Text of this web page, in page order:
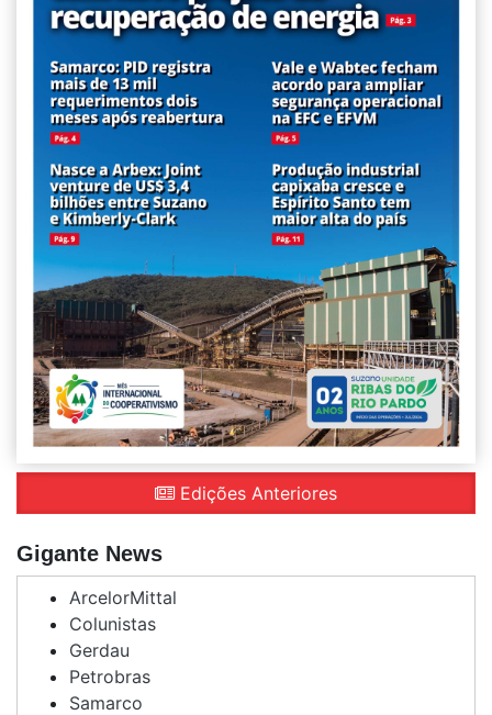
Edições Anteriores
Gigante News
ArcelorMittal
Colunistas
Gerdau
Petrobras
Samarco